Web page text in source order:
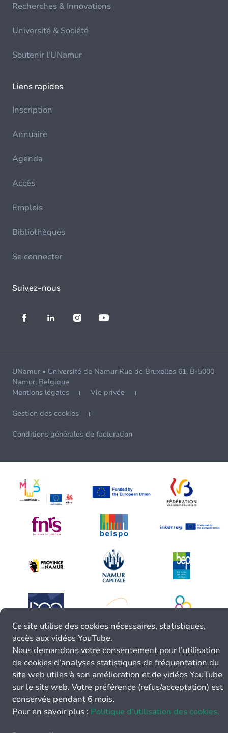
Recherches & Innovations
Université & Société
Soutenir l'UNamur
Liens rapides
Inscription
Annuaire
Agenda
Accès
Emplois
Bibliothèques
Se connecter
Suivez-nous
UNamur • Université de Namur Rue de Bruxelles 61, B-5000
Namur, Belgique
Mentions légales
Vie privée
Gestion des cookies
Conditions générales de facturation
Ce site utilise des cookies nécessaires, statistiques,
accès aux vidéos YouTube.
Nous demandons votre consentement pour l’utilisation
de cookies d’analyses statistiques de fréquentation du
site web utiles à son amélioration et de vidéos YouTube
sur le site web. Votre préférence (refus/acceptation) est
conservée pendant 6 mois.
Pour en savoir plus : Politique d’utilisation des cookies.